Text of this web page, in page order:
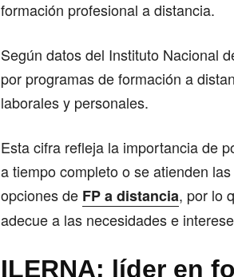
formación profesional a distancia.
Según datos del Instituto Nacional
por programas de formación a
laborales y personales.
Esta cifra refleja la importancia de
a tiempo completo o se atienden
opciones de FP a distancia, por lo
adecue a las necesidades e
ILERNA: líder en